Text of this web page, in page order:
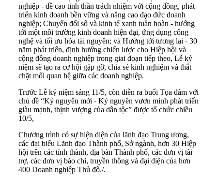
nghiệp - đề cao tinh thần trách nhiệm với cộng đồng, phát
triển kinh doanh bền vững và nâng cao đạo đức doanh
nghiệp; Chuyển đổi số và kinh tế xanh tuần hoàn - hướng
tới một môi trường kinh doanh hiện đại, ứng dụng công
nghệ và tối ưu hóa tài nguyên; và Hướng tới tương lai - 30
năm phát triển, định hướng chiến lược cho Hiệp hội và
cộng đồng doanh nghiệp trong giai đoạn tiếp theo, Lễ kỷ
niệm sẽ tạo ra cơ hội gặp gỡ, chia sẻ kinh nghiệm và thắt
chặt mối quan hệ giữa các doanh nghiệp.
Trước Lễ kỷ niệm sáng 11/5, còn diễn ra buổi Tọa đàm với
chủ đề “Kỷ nguyên mới - Kỷ nguyên vươn mình phát triển
giàu mạnh, thịnh vượng của dân tộc” được tổ chức chiều
10/5,
Chương trình có sự hiện diện của lãnh đạo Trung ương,
các đại biểu Lãnh đạo Thành phố, Sở ngành, hơn 30 Hiệp
hội trên các tỉnh thành, địa bàn Thành phố, các đơn vị tài
trợ, các đơn vị báo chí, truyền thông và đại diện của hơn
400 Doanh nghiệp Thủ đô./.